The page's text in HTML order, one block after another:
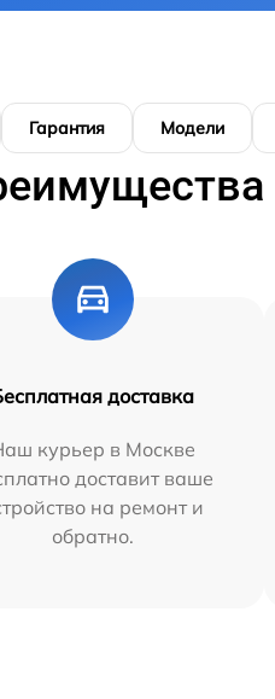
Гарантия Модели
доставка
курьер в Москве
доставит ваше
на ремонт и
обратно.